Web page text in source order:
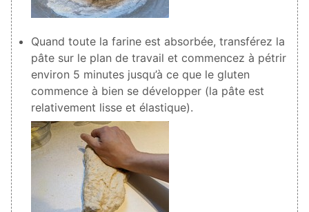
Quand toute la farine est absorbée, transférez la
pâte sur le plan de travail et commencez à pétrir
environ 5 minutes jusqu’à ce que le gluten
commence à bien se développer (la pâte est
relativement lisse et élastique).